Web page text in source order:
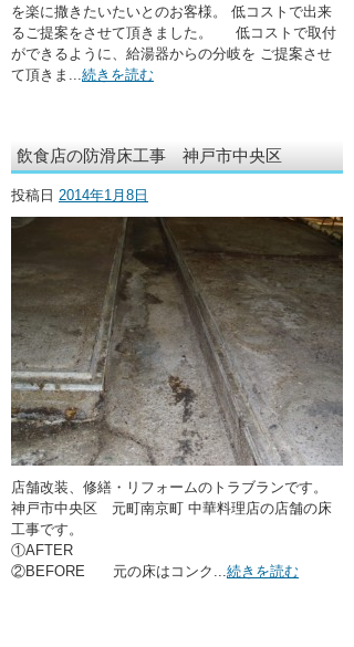
を楽に撒きたいたいとのお客様。 低コストで出来
るご提案をさせて頂きました。 低コストで取付
ができるように、給湯器からの分岐を ご提案させ
て頂きま... 続きを読む
飲食店の防滑床工事 神戸市中央区
投稿日 2014年1月8日
店舗改装、修繕・リフォームのトラブランです。
神戸市中央区 元町南京町 中華料理店の店舗の床
工事です。
②BEFORE 元の床はコンク... 続きを読む